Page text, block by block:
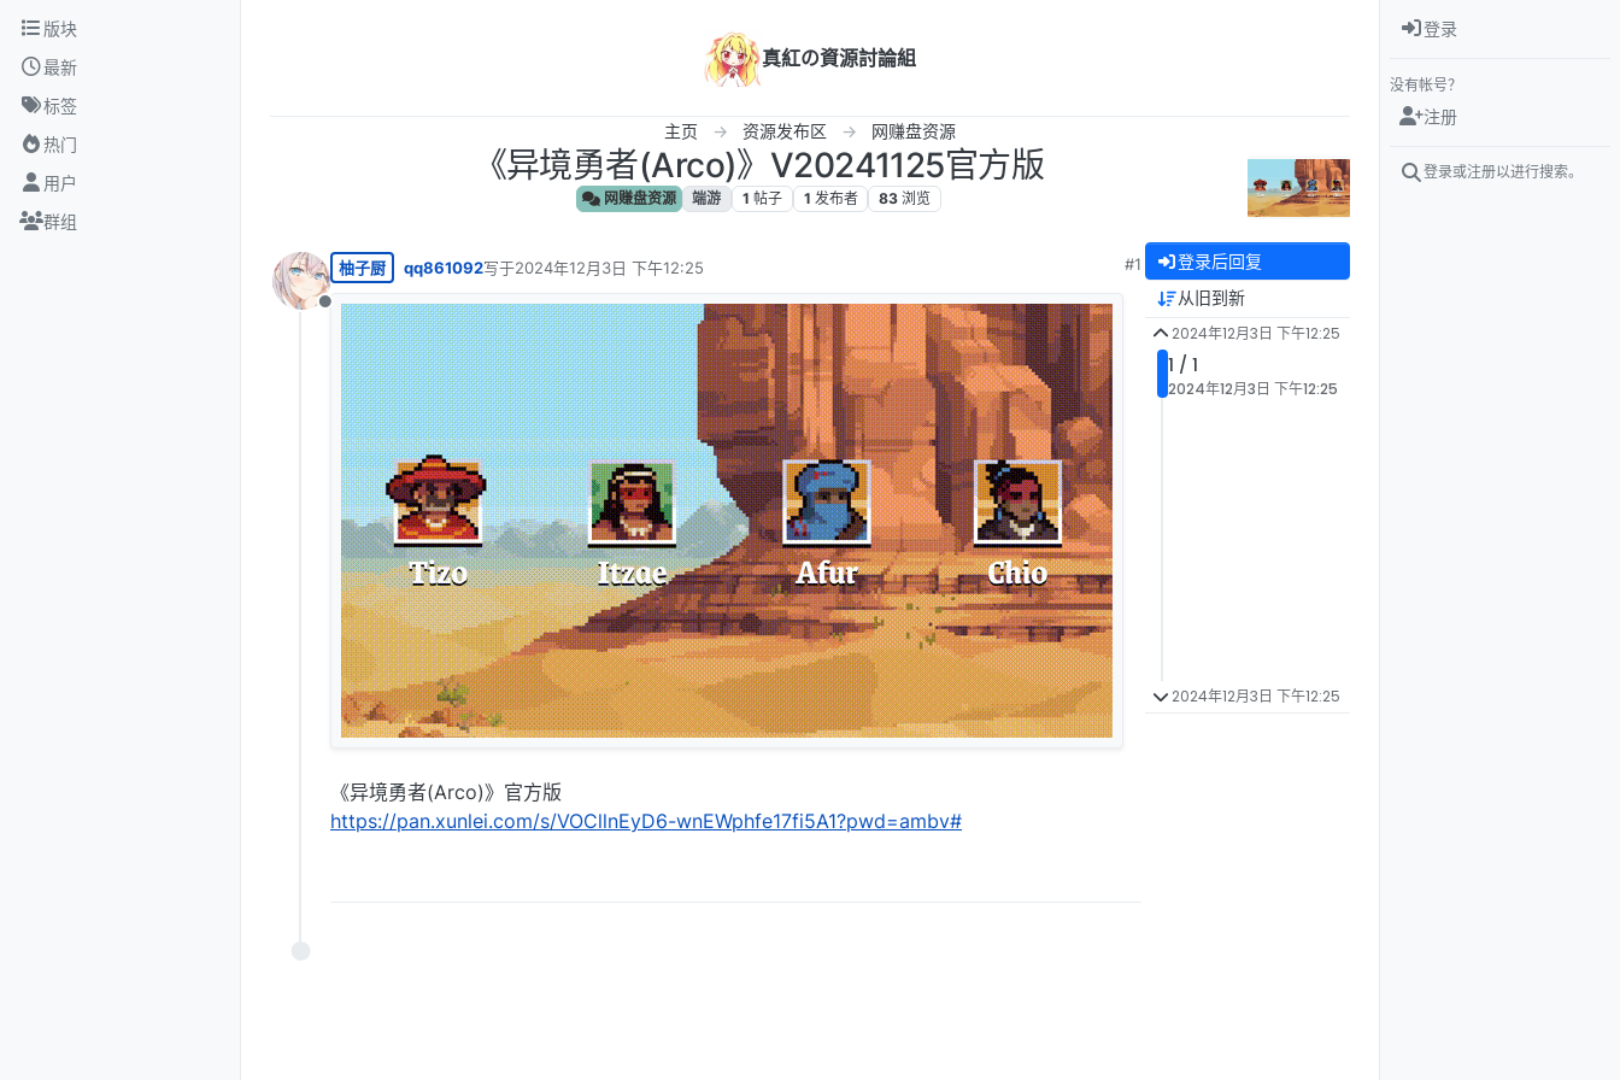
跳转至内容
版块
最新
标签
热门
用户
群组
真紅の資源討論組
主页 资源发布区 网赚盘资源
《异境勇者(Arco)》V20241125官方版
网赚盘资源 端游 1 帖子 1 发布者 83 浏览
离线
柚子厨 qq861092写于2024年12月3日 下午12:25
最后由 编辑
#1
《异境勇者(Arco)》官方版
https://pan.xunlei.com/s/VOCllnEyD6-wnEWphfe17fi5A1?pwd=ambv#
登录后回复
从旧到新
2024年12月3日 下午12:25
1 / 1
2024年12月3日 下午12:25
2024年12月3日 下午12:25
登录
没有帐号？
注册
登录或注册以进行搜索。